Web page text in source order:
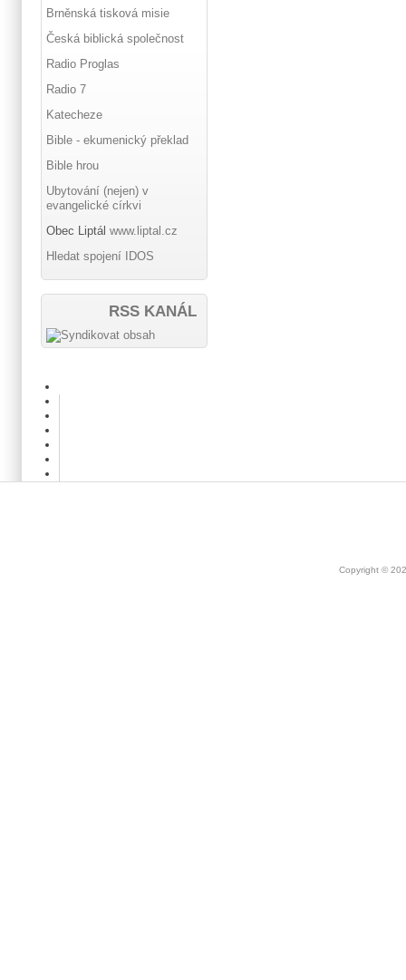
Brněnská tisková misie
Česká biblická společnost
Radio Proglas
Radio 7
Katecheze
Bible - ekumenický překlad
Bible hrou
Ubytování (nejen) v
evangelické církvi
Obec Liptál www.liptal.cz
Hledat spojení IDOS
RSS KANÁL
Copyright ©